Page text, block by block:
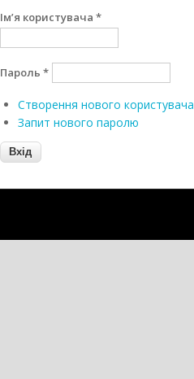
Ім’я користувача *
Пароль *
Створення нового користувача
Запит нового паролю